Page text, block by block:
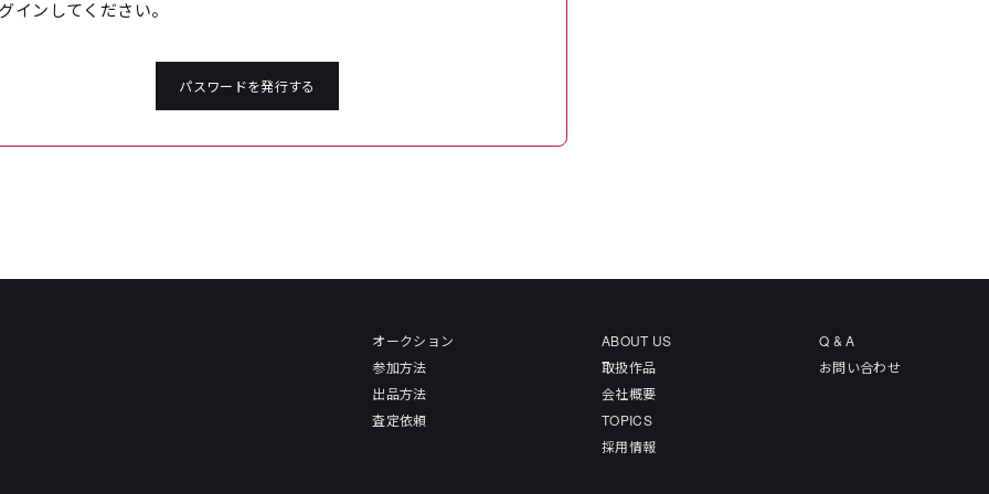
インしてください。
パスワードを発行する
オークション
参加方法
出品方法
査定依頼
ABOUT US
取扱作品
会社概要
TOPICS
採用情報
Q & A
お問い合わせ